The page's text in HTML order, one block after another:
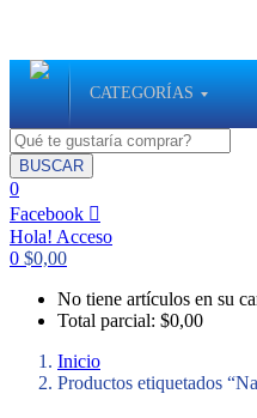
CATEGORÍAS
BUSCAR
0
Facebook
Hola! Acceso
0 $0,00
No tiene artículos en su
Total parcial: $0,00
Inicio
Productos etiquetados